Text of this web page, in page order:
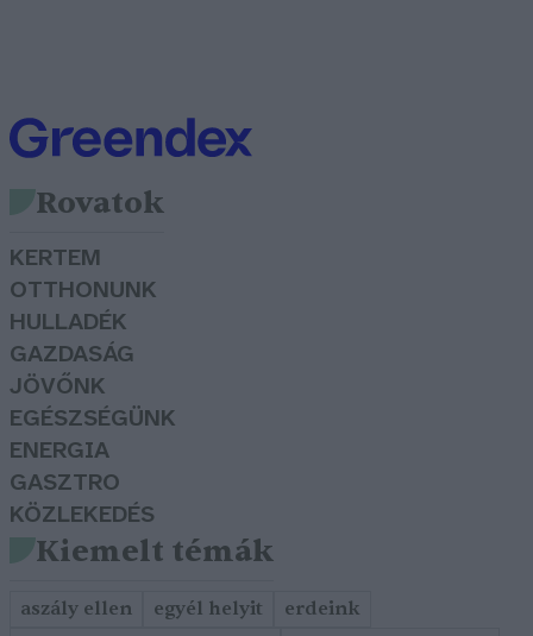
Rovatok
KERTEM
OTTHONUNK
HULLADÉK
GAZDASÁG
JÖVŐNK
EGÉSZSÉGÜNK
ENERGIA
GASZTRO
KÖZLEKEDÉS
Kiemelt témák
aszály ellen egyél helyit
erdeink